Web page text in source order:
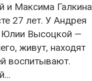
и Максима Галкина
27 лет. У Андрея
Юлии Высоцкой —
живут, находят
воспитывают.